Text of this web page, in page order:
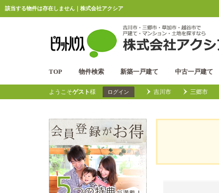
該当する物件は存在しません｜株式会社アクシア
TOP 物件検索 新築一戸建て 中古一戸建て
ようこそゲスト様 ログイン 吉川市 三郷市